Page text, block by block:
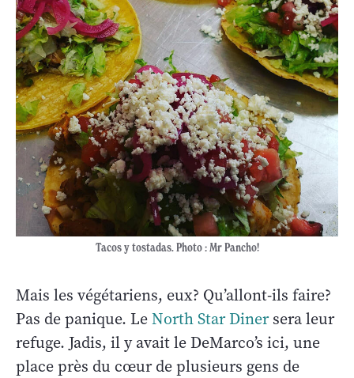
Tacos y tostadas. Photo : Mr Pancho!
Mais les végétariens, eux? Qu’allont-ils faire?
Pas de panique. LeNorth Star Dinersera leur
refuge. Jadis, il y avait le DeMarco’s ici, une
place près du cœur de plusieurs gens de